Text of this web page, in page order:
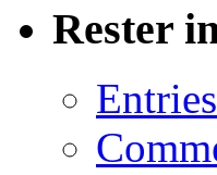
Rester